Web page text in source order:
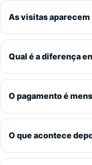
As visitas
Qual é a diferença
O pagamento é
O que acontece